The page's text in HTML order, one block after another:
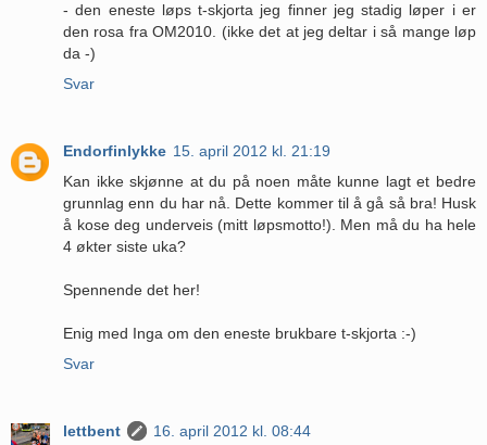
- den eneste løps t-skjorta jeg finner jeg stadig løper i er
den rosa fra OM2010. (ikke det at jeg deltar i så mange løp
da -)
Svar
Endorfinlykke 15. april 2012 kl. 21:19
Kan ikke skjønne at du på noen måte kunne lagt et bedre
grunnlag enn du har nå. Dette kommer til å gå så bra! Husk
å kose deg underveis (mitt løpsmotto!). Men må du ha hele
4 økter siste uka?
Spennende det her!
Enig med Inga om den eneste brukbare t-skjorta :-)
Svar
lettbent
16. april 2012 kl. 08:44